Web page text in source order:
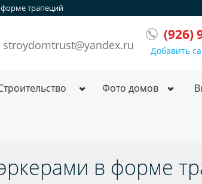
форме трапеций
stroydomtrust@yandex.ru
(926)
Добавить
Фото домов
в форме